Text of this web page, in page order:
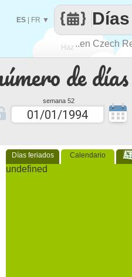
de
semana 52
Días feriados Calendario
undefined
Haz
que
..en Czech
ES FR ▼